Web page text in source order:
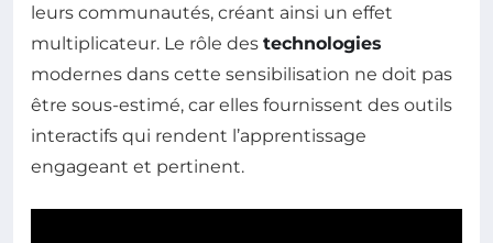
leurs communautés, créant ainsi un effet
multiplicateur. Le rôle des technologies
modernes dans cette sensibilisation ne doit pas
être sous-estimé, car elles fournissent des outils
interactifs qui rendent l’apprentissage
engageant et pertinent.